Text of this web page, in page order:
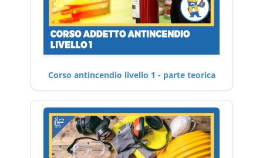
Corso antincendio livello 1 - parte teorica